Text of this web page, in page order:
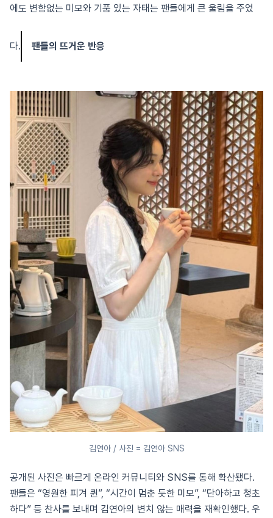
에도 변함없는 미모와 기품 있는 자태는 팬들에게 큰 울림을 주었
다. 팬들의 뜨거운 반응
김연아 / 사진 = 김연아 SNS
공개된 사진은 빠르게 온라인 커뮤니티와 SNS를 통해 확산됐다.
팬들은 “영원한 피겨 퀸”, “시간이 멈춘 듯한 미모”, “단아하고 청초
하다” 등 찬사를 보내며 김연아의 변치 않는 매력을 재확인했다. 우